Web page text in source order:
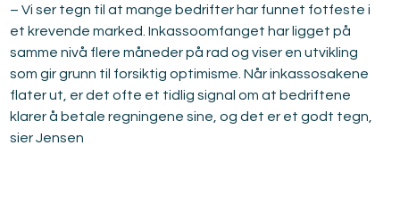
– Vi ser tegn til at mange bedrifter har funnet fotfeste i
et krevende marked. Inkassoomfanget har ligget på
samme nivå flere måneder på rad og viser en utvikling
som gir grunn til forsiktig optimisme. Når inkassosakene
flater ut, er det ofte et tidlig signal om at bedriftene
klarer å betale regningene sine, og det er et godt tegn,
sier Jensen